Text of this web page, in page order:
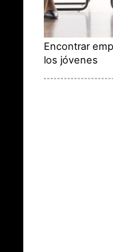
Encontrar
los jóvenes